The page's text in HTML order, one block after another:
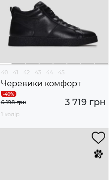
40 41 42 43 44 45
Черевики комфорт
3 719 грн
6 198 грн
1 колір